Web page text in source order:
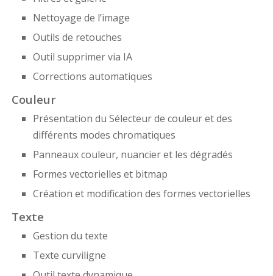
Nettoyage de l’image
Outils de retouches
Outil supprimer via IA
Corrections automatiques
Couleur
Présentation du Sélecteur de couleur et des
différents modes chromatiques
Panneaux couleur, nuancier et les dégradés
Formes vectorielles et bitmap
Création et modification des formes vectorielles
Texte
Gestion du texte
Texte curviligne